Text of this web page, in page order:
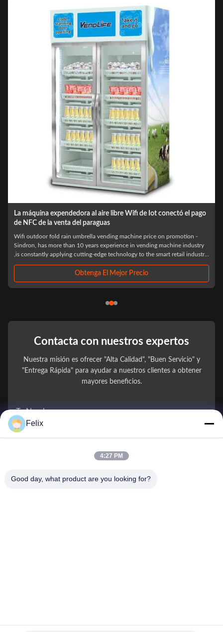
Máquina expendedora elegante de la leche 500W para las
puertas dobles ISO90001 aprobadas
top sale id card reader smart fridge ice cream milk vending machine for
foods and drinks Specification: Excellent clients credibility (Carefully
selected,Before settlement,Resolve your consumption worries) Minimalist
Obtenga El Mejor Precio
Contacta con nuestros expertos
Nuestra misión es ofrecer "Alta Calidad", "Buen Servicio" y
"Entrega Rápida" para ayudar a nuestros clientes a obtener
mayores beneficios.
Tu Nombre
Número de teléfono
Correo electrónico*
Felix
4:27 PM
Good day, what product are you looking for?